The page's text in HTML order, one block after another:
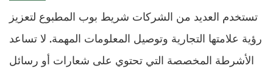
تستخدم العديد من الشركات شريط بوب المطبوع لتعزيز
رؤية علامتها التجارية وتوصيل المعلومات المهمة. لا تساعد
الأشرطة المخصصة التي تحتوي على شعارات أو رسائل